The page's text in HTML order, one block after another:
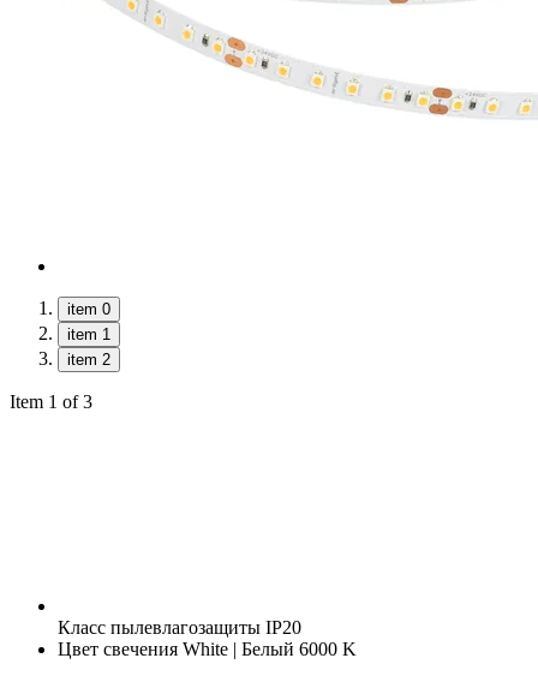
item 0
item 1
item 2
Item 1 of 3
Класс пылевлагозащиты IP20
Цвет свечения White | Белый 6000 K